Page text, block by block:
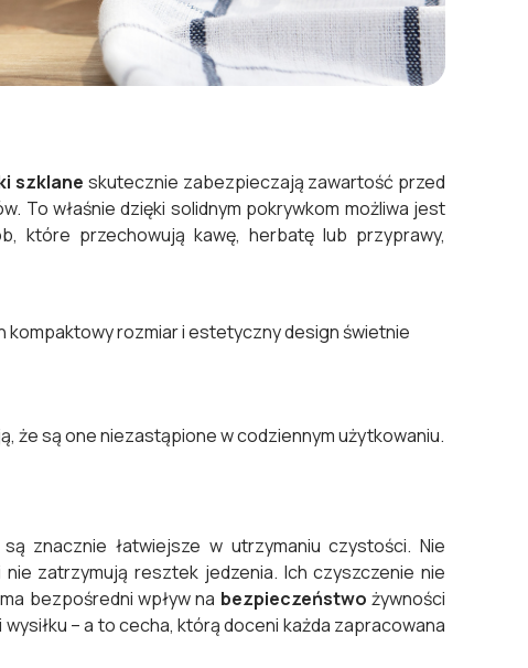
szklane skutecznie zabezpieczają zawartość przed
To właśnie dzięki solidnym pokrywkom możliwa jest
które przechowują kawę, herbatę lub przyprawy,
kompaktowy rozmiar i estetyczny design świetnie
że są one niezastąpione w codziennym użytkowaniu.
znacznie łatwiejsze w utrzymaniu czystości. Nie
zatrzymują resztek jedzenia. Ich czyszczenie nie
bezpośredni wpływ na bezpieczeństwo żywności
– a to cecha, którą doceni każda zapracowana